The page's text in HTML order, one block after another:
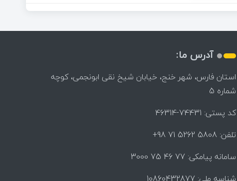
آدرس ما:
استان فارس، شهر خنج، خیابان شیخ نقی ابونجمی، کوچه
شماره 5
کد پستی: 74431-46314
تلفن: 5808 5262 71 98+
سامانه پیامکی: 77 46 75 3000